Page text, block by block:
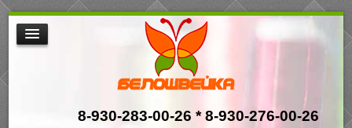
8-930-283-00-26 *8-930-276-00-26
МАШИННАЯ ВЫШИВКА
НАША ПРОДУКЦИЯ